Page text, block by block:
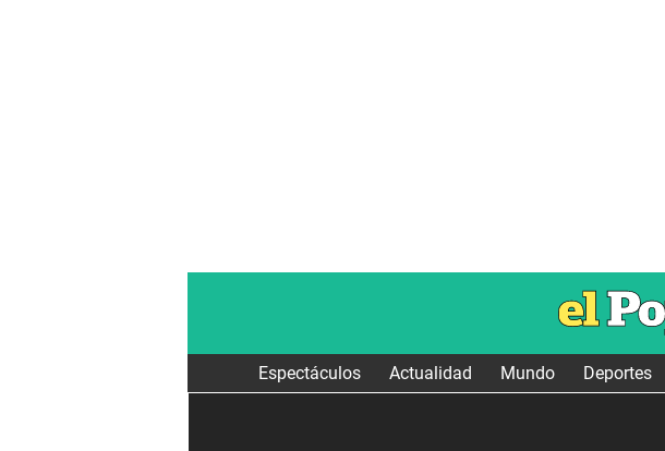
Espectáculos Actualidad Mundo Deportes